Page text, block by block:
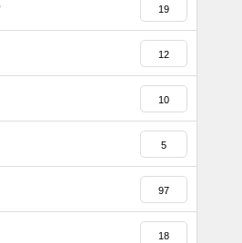
19
12
10
5
97
18